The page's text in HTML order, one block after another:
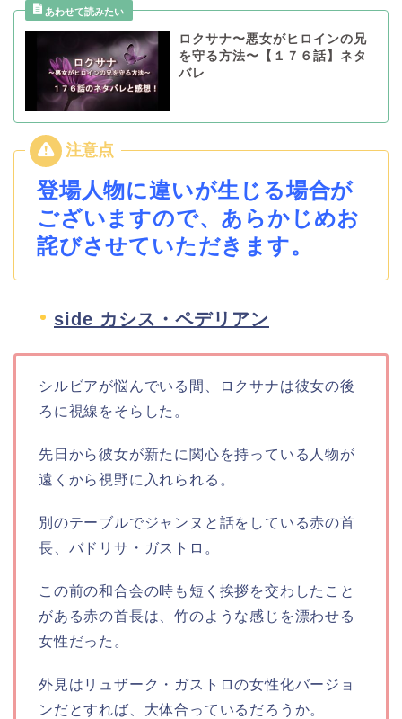
ロクサナ〜悪女がヒロインの兄
を守る方法〜【１７６話】ネタ
バレ
登場人物に違いが生じる場合が
ございますので、あらかじめお
詫びさせていただきます。
side カシス・ペデリアン
シルビアが悩んでいる間、ロクサナは彼女の後
ろに視線をそらした。
先日から彼女が新たに関心を持っている人物が
遠くから視野に入れられる。
別のテーブルでジャンヌと話をしている赤の首
長、バドリサ・ガストロ。
この前の和合会の時も短く挨拶を交わしたこと
がある赤の首長は、竹のような感じを漂わせる
女性だった。
外見はリュザーク・ガストロの女性化バージョ
ンだとすれば、大体合っているだろうか。